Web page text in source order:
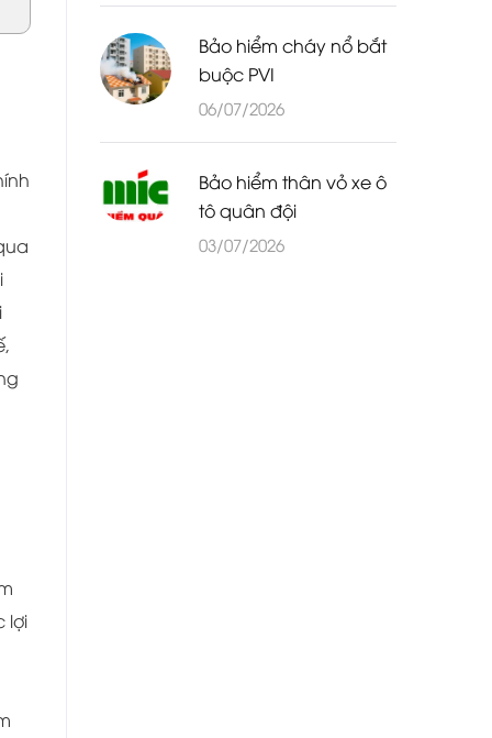
lợi
Bảo hiểm cháy nổ bắt
buộc PVI
06/07/2026
Bảo hiểm thân vỏ xe ô
tô quân đội
03/07/2026